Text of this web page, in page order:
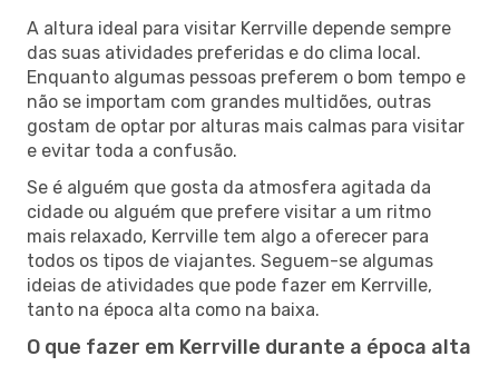
A altura ideal para visitar Kerrville depende sempre
das suas atividades preferidas e do clima local.
Enquanto algumas pessoas preferem o bom tempo e
não se importam com grandes multidões, outras
gostam de optar por alturas mais calmas para visitar
e evitar toda a confusão.
Se é alguém que gosta da atmosfera agitada da
cidade ou alguém que prefere visitar a um ritmo
mais relaxado, Kerrville tem algo a oferecer para
todos os tipos de viajantes. Seguem-se algumas
ideias de atividades que pode fazer em Kerrville,
tanto na época alta como na baixa.
O que fazer em Kerrville durante a época alta